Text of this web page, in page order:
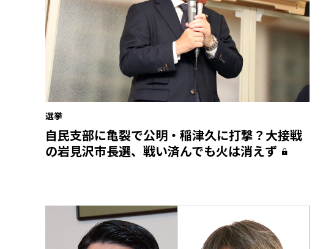
選挙
自民支部に亀裂で公明・稲津久に打撃？大接戦
の岩見沢市長選、戦い済んでも火は消えず